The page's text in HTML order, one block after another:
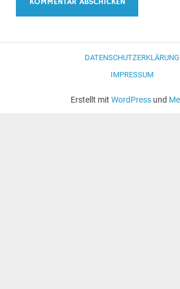
DATENSCHUTZERKLÄRUNG
IMPRESSUM
Erstellt mit WordPressund